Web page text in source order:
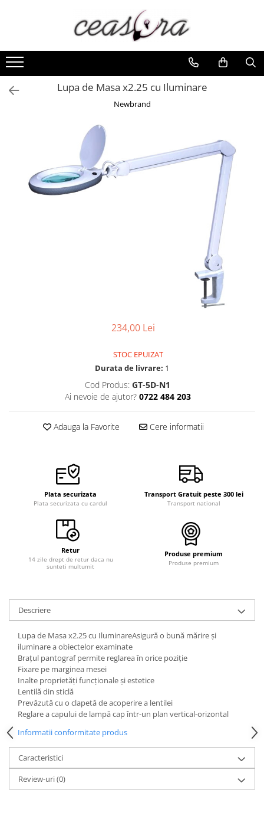
Toate Produsele
Baterii
AA, AAA, 9V
Accesorii baterii
Ceasuri
Barbatesti
Ceasuri Lorus
Curele Ceasuri
Curele Apple Watch
Curele Casio
Curele cauciuc
Curele Garmin
Curele piele
Curele Samsung Watch
Curele textile
Handmade / Bijutieri
Abrazive
Ciocane Miniatura
Clesti Miniatura
Curatare Bijuterii
Dispozitive Bratari
Dispozitive Inele
Dispozitive Margelit
Lupa de Masa x2.25 cu Iluminare
Newbrand
234,00 Lei
STOC EPUIZAT
Durata de livrare: 1
Cod Produs: GT-5D-N1
Ai nevoie de ajutor? 0722 484 203
Adauga la Favorite Cere informatii
Plata securizata
Plata securizata cu cardul
Transport Gratuit peste 300 lei
Transport national
Retur
14 zile drept de retur daca nu
sunteti multumit
Produse premium
Produse premium
Descriere
Lupa de Masa x2.25 cu IluminareAsigură o bună mărire şi
iluminare a obiectelor examinate
Braţul pantograf permite reglarea în orice poziţie
Fixare pe marginea mesei
Inalte proprietăţi funcţionale şi estetice
Lentilă din sticlă
Prevăzută cu o clapetă de acoperire a lentilei
Reglare a capului de lampă cap într-un plan vertical-orizontal
Informatii conformitate produs
Caracteristici
Review-uri(0)